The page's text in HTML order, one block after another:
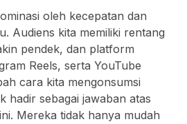
oleh kecepatan dan
Audiens kita memiliki rentang
pendek, dan platform
Reels, serta YouTube
cara kita mengonsumsi
hadir sebagai jawaban atas
Mereka tidak hanya mudah